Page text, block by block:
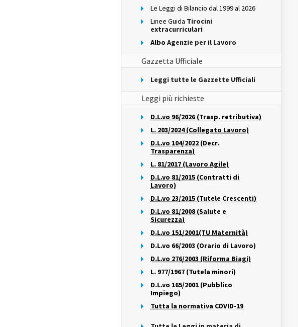
Le Leggi di Bilancio dal 1999 al 2026
Linee Guida Tirocini
extracurriculari
Albo Agenzie per il Lavoro
Gazzetta Ufficiale
Leggi tutte le Gazzette Ufficiali
Leggi più richieste
D.L.vo 96/2026 (Trasp. retributiva)
L. 203/2024 (Collegato Lavoro)
D.L.vo 104/2022 (Decr.
Trasparenza)
L. 81/2017 (Lavoro Agile)
D.L.vo 81/2015 (Contratti di
Lavoro)
D.L.vo 23/2015 (Tutele Crescenti)
D.L.vo 81/2008 (Salute e
Sicurezza)
D.L.vo 151/2001(TU Maternità)
D.L.vo 66/2003 (Orario di Lavoro)
D.L.vo 276/2003 (Riforma Biagi)
L. 977/1967 (Tutela minori)
D.L.vo 165/2001 (Pubblico
Impiego)
Tutta la normativa COVID-19